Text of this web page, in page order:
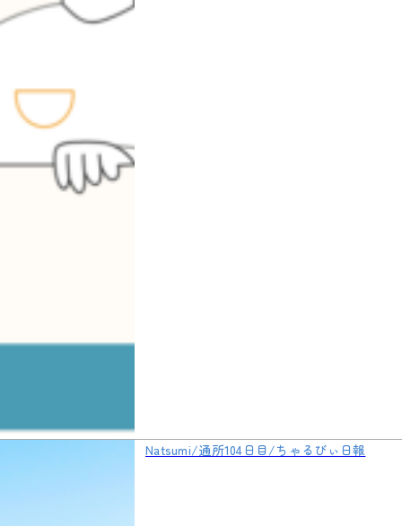
Natsumi/通所104日目/ちゃるびぃ日報